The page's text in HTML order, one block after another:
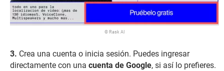
© Rask AI
Crea una cuenta o inicia sesión. Puedes ingresar
directamente con una cuenta de Google, si así lo prefieres.